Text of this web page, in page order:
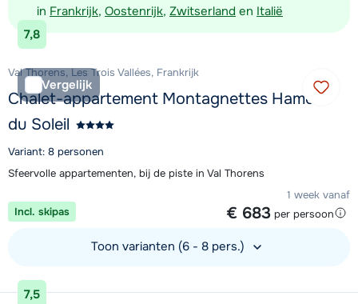
in Frankrijk, Oostenrijk, Zwitserland en Italië
7,8
Vergelijk
Val Thorens, Les Trois Vallées, Frankrijk
Chalet-appartement Montagnettes Hameau
du Soleil
Variant: 8 personen
Sfeervolle appartementen, bij de piste in Val Thorens
1 week vanaf
€ 683 per persoon
Incl. skipas
Toon varianten (6 - 8 pers.)
Bekijk accommodatie
7,5